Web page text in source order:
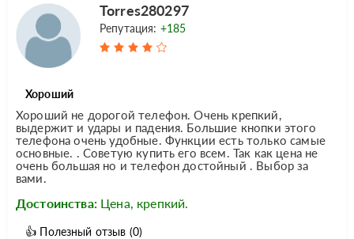
Torres280297
Репутация: +185
Хороший
Хороший не дорогой телефон. Очень крепкий,
выдержит и удары и падения. Большие кнопки этого
телефона очень удобные. Функции есть только самые
основные. . Советую купить его всем. Так как цена не
очень большая но и телефон достойный . Выбор за
вами.
Достоинства: Цена, крепкий.
👍 Полезный отзыв (0)